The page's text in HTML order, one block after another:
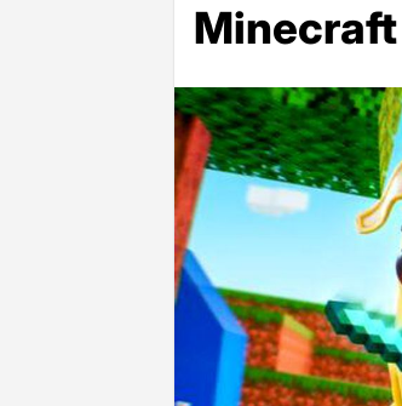
Minecraft